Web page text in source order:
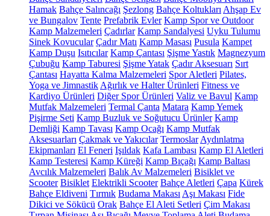
Hamak Bahçe Salıncağı Şezlong Bahçe Koltukları Ahşap Ev
ve Bungalov Tente Prefabrik Evler Kamp Spor ve Outdoor
Kamp Malzemeleri Çadırlar Kamp Sandalyesi Uyku Tulumu
Sinek Kovucular Çadır Matı Kamp Masası Pusula Kampet
Kamp Duşu Isıtıcılar Kamp Çantası Şişme Yastık Magnezyum
Çubuğu Kamp Taburesi Şişme Yatak Çadır Aksesuarı Sırt
Çantası Hayatta Kalma Malzemeleri Spor Aletleri Pilates,
Yoga ve Jimnastik Ağırlık ve Halter Ürünleri Fitness ve
Kardiyo Ürünleri Diğer Spor Ürünleri Valiz ve Bavul Kamp
Mutfak Malzemeleri Termal Çanta Matara Kamp Yemek
Pişirme Seti Kamp Buzluk ve Soğutucu Ürünler Kamp
Demliği Kamp Tavası Kamp Ocağı Kamp Mutfak
Aksesuarları Çakmak ve Yakıcılar Termoslar Aydınlatma
Ekipmanları El Feneri Işıldak Kafa Lambası Kamp El Aletleri
Kamp Testeresi Kamp Küreği Kamp Bıçağı Kamp Baltası
Avcılık Malzemeleri Balık Av Malzemeleri Bisiklet ve
Scooter Bisiklet Elektrikli Scooter Bahçe Aletleri Çapa Kürek
Bahçe Eldiveni Tırmık Budama Makası Aşı Makası Fide
Dikici ve Sökücü Orak Bahçe El Aleti Setleri Çim Makası